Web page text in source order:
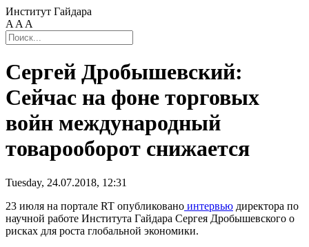
Институт Гайдара
A A A
Сергей Дробышевский:
Сейчас на фоне торговых
войн международный
товарооборот снижается
Tuesday, 24.07.2018, 12:31
23 июля на портале RT опубликовано интервью директора по
научной работе Института Гайдара Сергея Дробышевского о
рисках для роста глобальной экономики.